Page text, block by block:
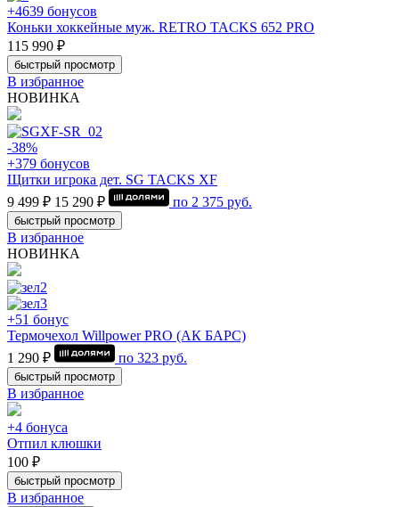
+4639 бонусов
Коньки хоккейные муж. RETRO TACKS 652 PRO
115 990 ₽
быстрый просмотр
В избранное
НОВИНКА
-38%
+379 бонусов
Щитки игрока дет. SG TACKS XF
9 499 ₽ 15 290 ₽ по 2 375 руб.
быстрый просмотр
В избранное
НОВИНКА
+51 бонус
Термочехол Willpower PRO (АК БАРС)
1 290 ₽
по 323 руб.
быстрый просмотр
В избранное
+4 бонуса
Отпил клюшки
100 ₽
быстрый просмотр
В избранное